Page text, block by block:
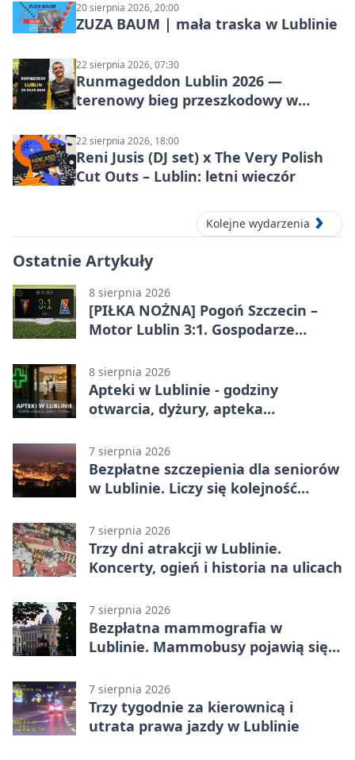
20 sierpnia 2026, 20:00
ZUZA BAUM | mała traska w Lublinie
22 sierpnia 2026, 07:30
Runmageddon Lublin 2026 —
terenowy bieg przeszkodowy w
22 sierpnia 2026, 18:00
Reni Jusis (DJ set) x The Very Polish
Cut Outs – Lublin: letni wieczór
Kolejne wydarzenia
Ostatnie Artykuły
8 sierpnia 2026
[PIŁKA NOŻNA] Pogoń Szczecin –
Motor Lublin 3:1. Gospodarze
Ekstraklasy
8 sierpnia 2026
Apteki w Lublinie - godziny
otwarcia, dyżury, apteka
7 sierpnia 2026
Bezpłatne szczepienia dla seniorów
w Lublinie. Liczy się kolejność
7 sierpnia 2026
Trzy dni atrakcji w Lublinie.
Koncerty, ogień i historia na ulicach
7 sierpnia 2026
Bezpłatna mammografia w
Lublinie. Mammobusy pojawią się
7 sierpnia 2026
Trzy tygodnie za kierownicą i
utrata prawa jazdy w Lublinie